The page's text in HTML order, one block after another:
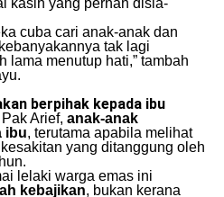
kasih yang pernah disia-
cuba cari anak-anak dan
tak lagi
lama menutup hati,” tambah
berpihak kepada ibu
Arief, anak-anak
ibu, terutama apabila melihat
yang ditanggung oleh
lelaki warga emas ini
kebajikan, bukan kerana